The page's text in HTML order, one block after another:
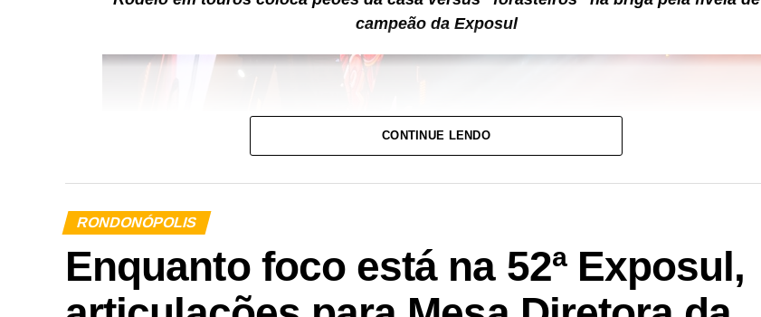
campeão da Exposul
CONTINUE LENDO
RONDONÓPOLIS
Enquanto foco está na 52ª Exposul,